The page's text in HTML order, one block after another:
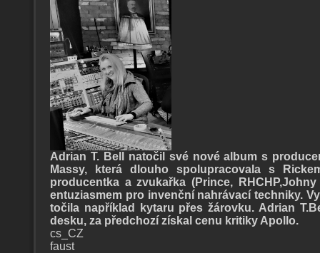
Adrian T. Bell natočil své nové album s
Massy, která dlouho spolupracovala s
producentka a zvukařka (Prince,
entuziasmem pro invenční nahrávací techniky.
točila například kytaru přes žárovku. Adrian
desku, za předchozí získal cenu kritiky Apollo.
cs_CZ
faust